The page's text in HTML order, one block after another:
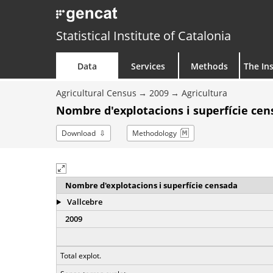
Statistical Institute of Catalonia
Data Services Methods The
Agricultural Census 2009 Agricultura
Nombre d'explotacions i superfície
Download Methodology
Nombre d'explotacions i superfície censada
Vallcebre
2009
Total explot.